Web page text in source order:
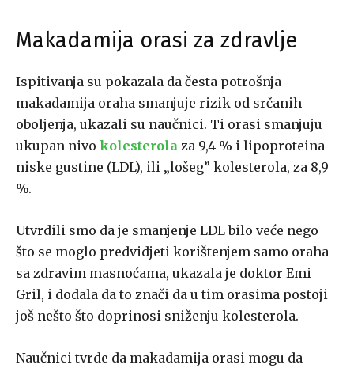
Makadamija orasi za zdravlje
Ispitivanja su pokazala da česta potrošnja
makadamija oraha smanjuje rizik od srčanih
oboljenja, ukazali su naučnici. Ti orasi smanjuju
ukupan nivo kolesterola za 9,4 % i lipoproteina
niske gustine (LDL), ili „lošeg” kolesterola, za 8,9
%.
Utvrdili smo da je smanjenje LDL bilo veće nego
što se moglo predvidjeti korištenjem samo oraha
sa zdravim masnoćama, ukazala je doktor Emi
Gril, i dodala da to znači da u tim orasima postoji
još nešto što doprinosi sniženju kolesterola.
Naučnici tvrde da makadamija orasi mogu da